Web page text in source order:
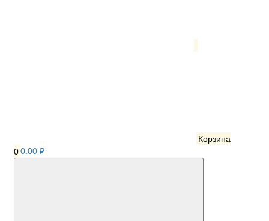
Корзина
00.00 ₽